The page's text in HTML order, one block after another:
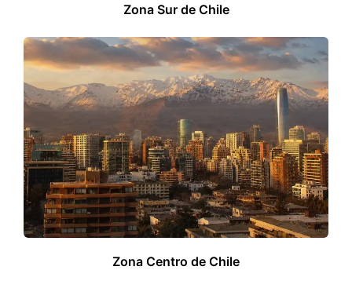
Zona Sur de Chile
Zona Centro de Chile